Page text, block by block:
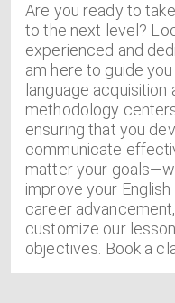
Are you ready to
to the next level?
experienced and
am here to guide
language
methodology
ensuring that you
communicate
matter your
improve your
career
customize our
objectives. Book a